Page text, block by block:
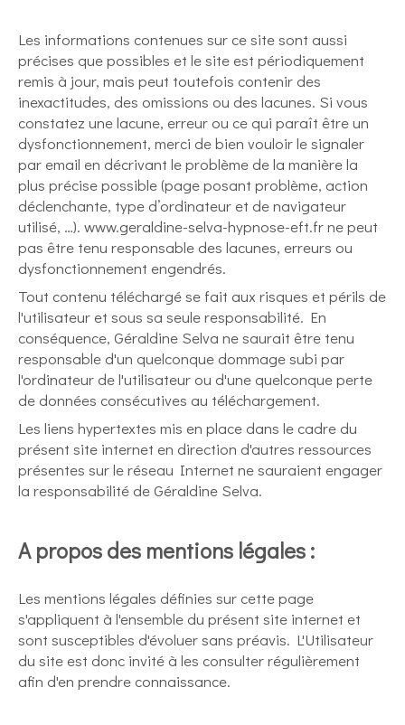
Les informations contenues sur ce site sont aussi
précises que possibles et le site est périodiquement
remis à jour, mais peut toutefois contenir des
inexactitudes, des omissions ou des lacunes. Si vous
constatez une lacune, erreur ou ce qui paraît être un
dysfonctionnement, merci de bien vouloir le signaler
par email en décrivant le problème de la manière la
plus précise possible (page posant problème, action
déclenchante, type d’ordinateur et de navigateur
utilisé, …). www.geraldine-selva-hypnose-eft.fr ne peut
pas être tenu responsable des lacunes, erreurs ou
dysfonctionnement engendrés.
Tout contenu téléchargé se fait aux risques et périls de
l'utilisateur et sous sa seule responsabilité. En
conséquence, Géraldine Selva ne saurait être tenu
responsable d'un quelconque dommage subi par
l'ordinateur de l'utilisateur ou d'une quelconque perte
de données consécutives au téléchargement.
Les liens hypertextes mis en place dans le cadre du
présent site internet en direction d'autres ressources
présentes sur le réseau Internet ne sauraient engager
la responsabilité de Géraldine Selva.
A propos des mentions légales :
Les mentions légales définies sur cette page
s'appliquent à l'ensemble du présent site internet et
sont susceptibles d'évoluer sans préavis. L'Utilisateur
du site est donc invité à les consulter régulièrement
afin d'en prendre connaissance.